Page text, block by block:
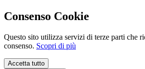
Consenso Cookie
Questo sito utilizza servizi di terze parti che
consenso. Scopri di più
Accetta tutto